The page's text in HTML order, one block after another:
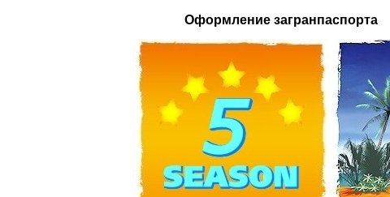
Оформление загранпаспорта